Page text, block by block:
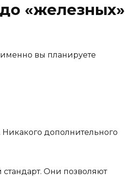
«железных»
именно вы планируете
дополнительного
стандарт. Они позволяют